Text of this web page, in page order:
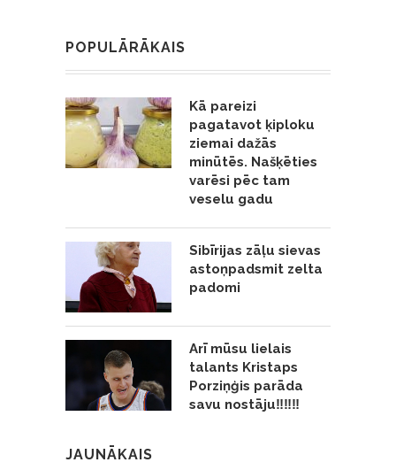
POPULĀRĀKAIS
Kā pareizi
pagatavot ķiploku
ziemai dažās
minūtēs. Našķēties
varēsi pēc tam
veselu gadu
Sibīrijas zāļu sievas
astoņpadsmit zelta
padomi
Arī mūsu lielais
talants Kristaps
Porziņģis parāda
savu nostāju‼️‼️‼️
JAUNĀKAIS